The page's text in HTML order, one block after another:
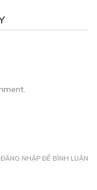
ĐĂNG NHẬP ĐỂ BÌNH LUẬN